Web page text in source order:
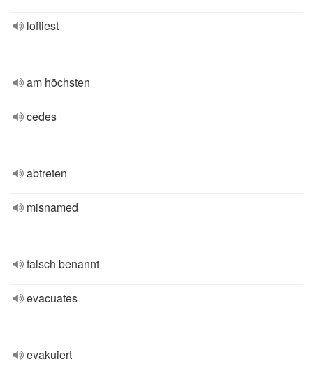
loftiest
am höchsten
cedes
abtreten
misnamed
falsch benannt
evacuates
evakuiert